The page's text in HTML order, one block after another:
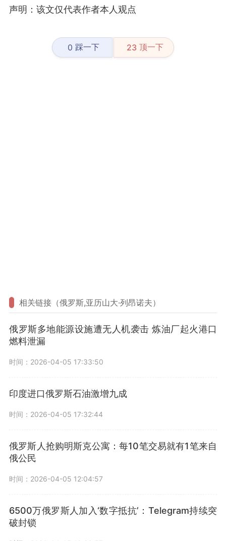
声明：该文仅代表作者本人观点
0 踩一下 23 顶一下
相关链接（俄罗斯,亚历山大·列昂诺夫）
俄罗斯多地能源设施遭无人机袭击 炼油厂起火港口
燃料泄漏
时间：2026-04-05 17:33:50
印度进口俄罗斯石油激增九成
时间：2026-04-05 17:32:44
俄罗斯人抢购明斯克公寓：每10笔交易就有1笔来自
俄公民
时间：2026-04-05 12:04:57
6500万俄罗斯人加入‘数字抵抗’：Telegram持续突
破封锁